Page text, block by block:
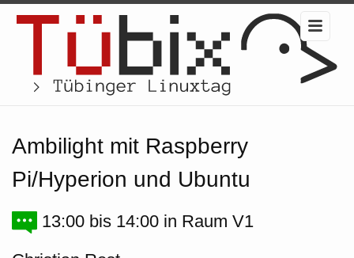
Ambilight mit Raspberry
Pi/Hyperion und Ubuntu
13:00 bis 14:00 in Raum V1